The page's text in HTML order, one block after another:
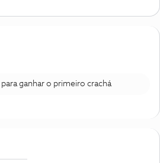
ganhar o primeiro crachá